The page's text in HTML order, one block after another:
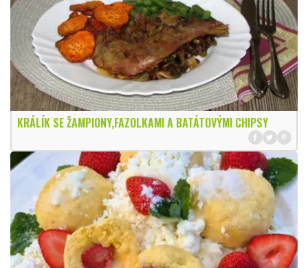
KRÁLÍK SE ŽAMPIONY,FAZOLKAMI A BATÁTOVÝMI CHIPSY